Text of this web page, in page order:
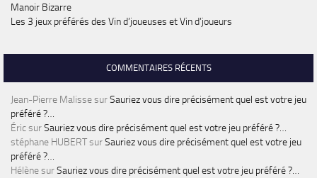
Manoir Bizarre
Les 3 jeux préférés des Vin d’joueuses et Vin d’joueurs
COMMENTAIRES RÉCENTS
Jean-Pierre MalissesurSauriez vous dire précisément quel est votre jeu
préféré ?…
ÉricsurSauriez vous dire précisément quel est votre jeu préféré ?…
stéphane HUBERTsurSauriez vous dire précisément quel est votre jeu
préféré ?…
HélènesurSauriez vous dire précisément quel est votre jeu préféré ?…